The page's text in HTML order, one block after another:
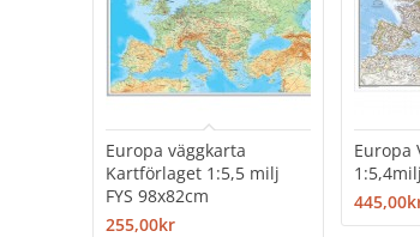
Europa väggkarta
Kartförlaget 1:5,5 milj
FYS 98x82cm
255,00kr
Europa
1:5,4milj